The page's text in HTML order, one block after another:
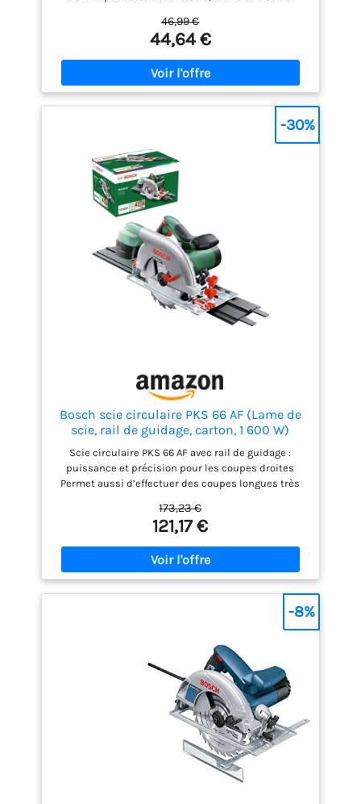
les commutateurs d'assurance doubles peuvent
éviter efficacement le danger causé par un
démarrage inattendu; La carte de protection en
plastique peut protéger efficacement les
utilisateurs; Coupure couverte en caoutchouc,
réduire les vibrations, augmenter le confort Réglage
de la profondeur de l'angle de coupe et de biseau:
profondeur et angle de coupe librement réglable ，
La profondeur de coupe maximale à 90 degrés est
de 62 mm et à 45 degrés, il s'agit d'un guide d'angle
de 48 mm et d'un ajustement rapide qui se
verrouille pour la tranquillité d'esprit Le système de
collecte de poussière: équipé d'une sortie de
poussière, qui peut être connecté à l'aspirateur,
réduire efficacement la poussière et garder
l'environnement de travail soigné Ce que vous
obtiendrez: 1 * GALAX PRO Scies circulaires, 1 *
185mm 24-teeth TCT Lame de scie circulaire (Ne
peut être utilisé que pour scier du bois), 1 x clé
hexagonale, 1 * guide de déchirure, 1 * manuel
46,99 €
44,64 €
Bosch scie circulaire PKS 66 AF (Lame de
scie, rail de guidage, carton, 1 600 W)
Scie circulaire PKS 66 AF avec rail de guidage :
puissance et précision pour les coupes droites
Permet aussi d’effectuer des coupes longues très
car 80 % des copeaux sont récupérés par le boîtier
CleanSystem fourni Accepte les lames de scie
circulaire avec un diamètre nominal de 190 mm
Livré avec : PKS 66 AF, boîtier CleanSystem, guide de
coupe CutControl, trois éléments de rail de guidage
(de 35 cm chacun), lame Speedline Wood
173,23 €
121,17 €
-30%
-8%